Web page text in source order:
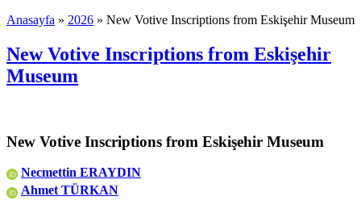
Anasayfa » 2026 » New Votive Inscriptions from Eskişehir Museum
New Votive Inscriptions from Eskişehir
Museum
New Votive Inscriptions from Eskişehir Museum
Necmettin ERAYDIN
Ahmet TÜRKAN